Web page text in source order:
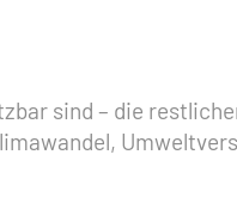
sind – die